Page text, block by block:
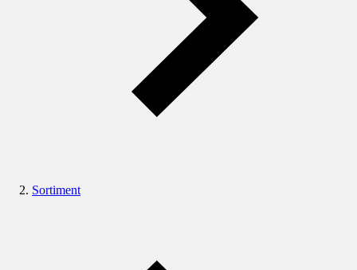
Sortiment